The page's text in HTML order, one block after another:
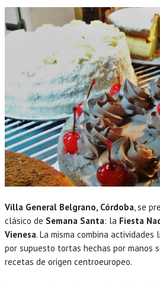
Villa General Belgrano, Córdoba, se
clásico de Semana Santa: la Fiesta
Vienesa. La misma combina
por supuesto tortas hechas por manos
recetas de origen centroeuropeo.